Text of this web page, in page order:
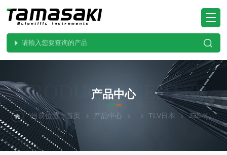
PRODUCTS CENTER
产品中心
当前位置：首页 产品中心 TLV日本 J3S-X-BV日本进口TLV流体控制疏水阀